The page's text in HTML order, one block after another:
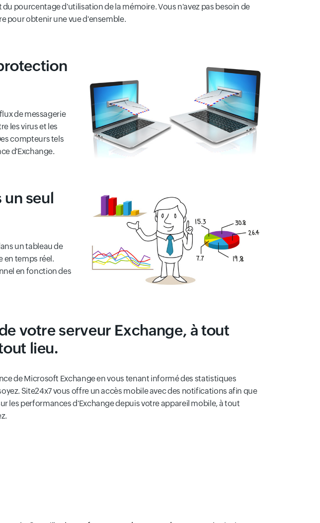
pourcentage d'utilisation de la mémoire. Vous n'avez pas besoin de
pour obtenir une vue d'ensemble.
de messagerie
les virus et les
compteurs tels
d'Exchange.
seul
un tableau de
en temps réel.
en fonction des
votre serveur Exchange, à tout
lieu.
de Microsoft Exchange en vous tenant informé des statistiques
Site24x7 vous offre un accès mobile avec des notifications afin que
les performances d'Exchange depuis votre appareil mobile, à tout